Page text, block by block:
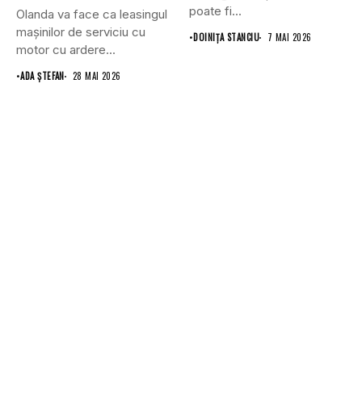
Olanda va face ca leasingul
mașinilor de serviciu cu
motor cu ardere...
•ADA ȘTEFAN 28 MAI 2026
poate fi...
•DOINIŢA STANCIU 7 MAI 2026